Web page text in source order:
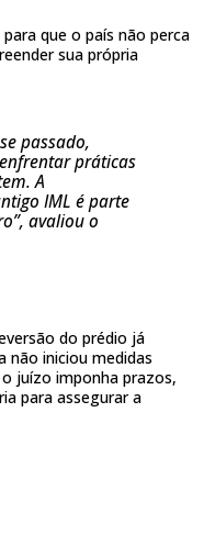
que o país não perca
sua própria
passado,
práticas
A
IML é parte
avaliou o
do prédio já
não iniciou medidas
juízo imponha prazos,
para assegurar a